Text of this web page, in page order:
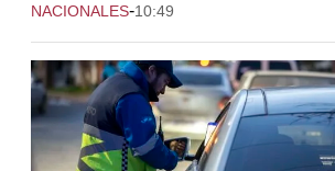
NACIONALES-10:49